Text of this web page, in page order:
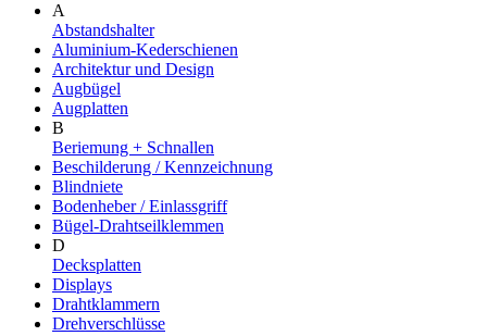
A
Abstandshalter
Aluminium-Kederschienen
Architektur und Design
Augbügel
Augplatten
B
Beriemung + Schnallen
Beschilderung / Kennzeichnung
Blindniete
Bodenheber / Einlassgriff
Bügel-Drahtseilklemmen
D
Decksplatten
Displays
Drahtklammern
Drehverschlüsse